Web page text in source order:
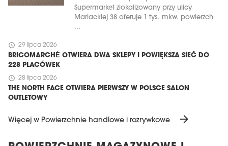
Supermarket zlokalizowany przy ulicy
Mariackiej 38 oferuje 1 tys. mkw. powierzch
...
schedule 29 lipca 2026
BRICOMARCHÉ OTWIERA DWA SKLEPY I POWIĘKSZA SIEĆ DO
228 PLACÓWEK
schedule 28 lipca 2026
THE NORTH FACE OTWIERA PIERWSZY W POLSCE SALON
OUTLETOWY
Więcej w Powierzchnie handlowe i rozrywkowe arrow_forward